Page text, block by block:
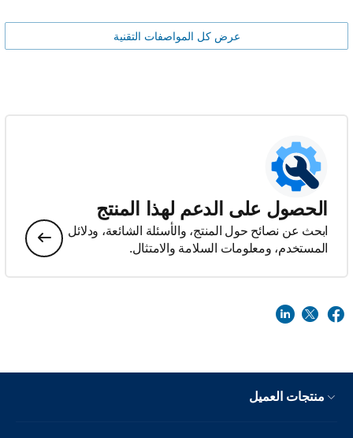
عرض كل المواصفات التقنية
الحصول على الدعم لهذا المنتج
ابحث عن نصائح حول المنتج، والأسئلة الشائعة، ودلائل
المستخدم، ومعلومات السلامة والامتثال.
منتجات العميل